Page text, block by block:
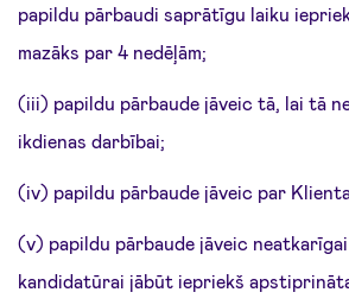
papildu pārbaudi saprātīgu laiku
mazāks par 4 nedēļām;
(iii) papildu pārbaude jāveic tā, lai tā
ikdienas darbībai;
(iv) papildu pārbaude jāveic par
(v) papildu pārbaude jāveic
kandidatūrai jābūt iepriekš